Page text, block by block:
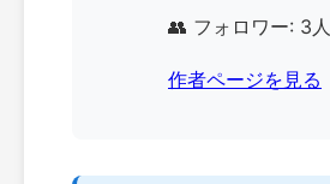
👥 フォロワー: 3人
作者ページを見る